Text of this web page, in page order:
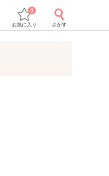
お気に入り
0
さがす